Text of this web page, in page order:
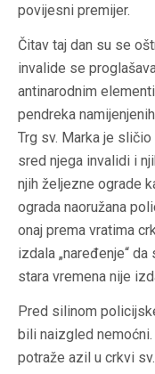
povijesni premijer.
Čitav taj dan su se
invalide se
antinarodnim
pendreka
Trg sv. Marka je
sred njega invalidi i
njih željezne ograde
ograda naoružana
onaj prema vratima
izdala „naređenje“
stara vremena nije
Pred silinom
bili naizgled
potraže azil u crkvi